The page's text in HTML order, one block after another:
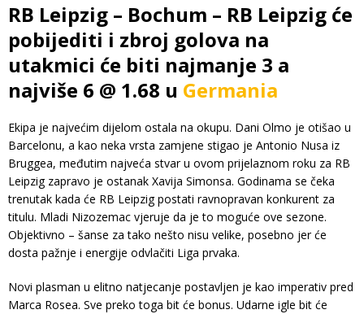
RB Leipzig – Bochum – RB Leipzig će
pobijediti i zbroj golova na
utakmici će biti najmanje 3 a
najviše 6 @ 1.68 u Germania
Ekipa je najvećim dijelom ostala na okupu. Dani Olmo je otišao u
Barcelonu, a kao neka vrsta zamjene stigao je Antonio Nusa iz
Bruggea, međutim najveća stvar u ovom prijelaznom roku za RB
Leipzig zapravo je ostanak Xavija Simonsa. Godinama se čeka
trenutak kada će RB Leipzig postati ravnopravan konkurent za
titulu. Mladi Nizozemac vjeruje da je to moguće ove sezone.
Objektivno – šanse za tako nešto nisu velike, posebno jer će
dosta pažnje i energije odvlačiti Liga prvaka.
Novi plasman u elitno natjecanje postavljen je kao imperativ pred
Marca Rosea. Sve preko toga bit će bonus. Udarne igle bit će